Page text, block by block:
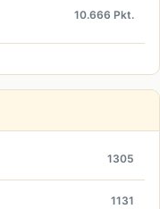
10.666 Pkt.
1305
1131